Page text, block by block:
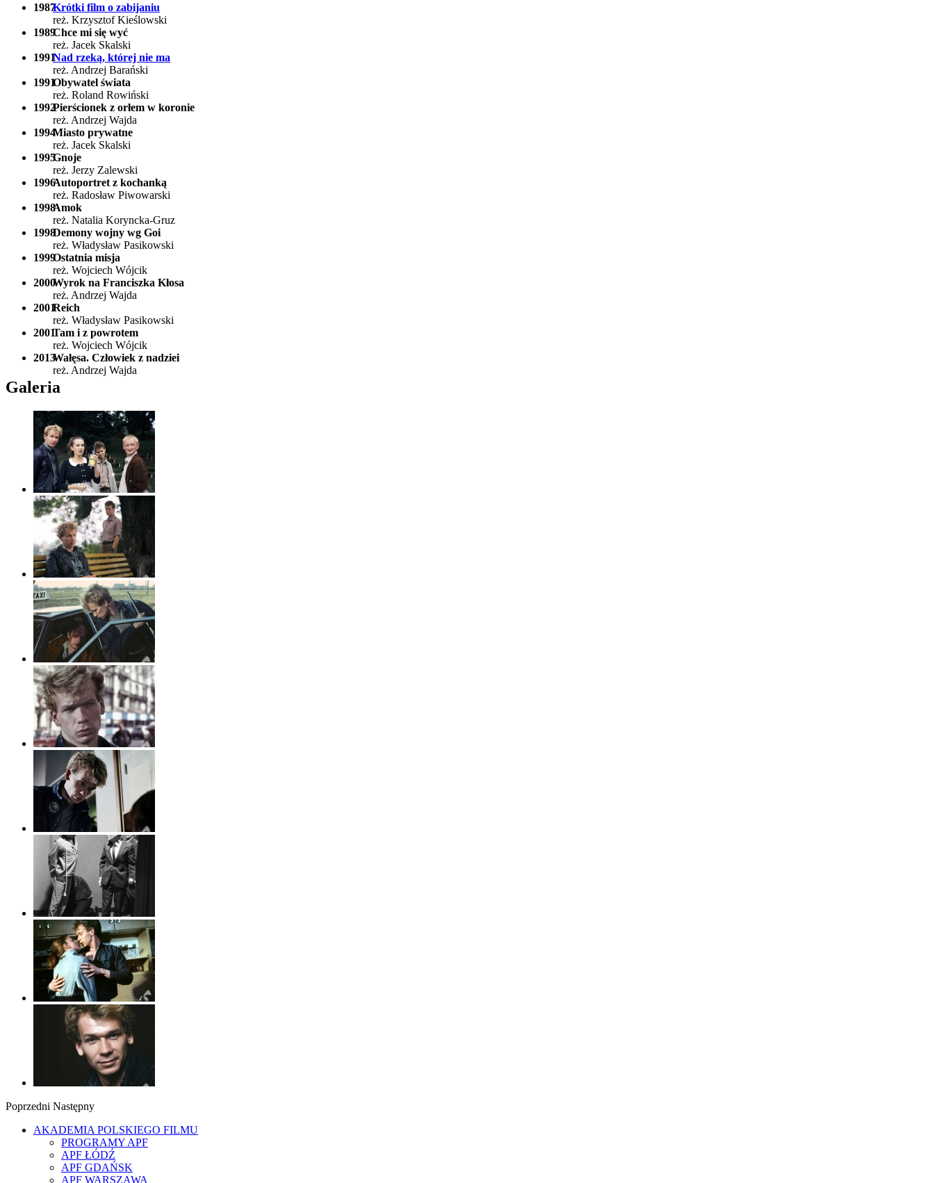
1987Krótki film o zabijaniu
reż. Krzysztof Kieślowski
1989Chce mi się wyć
reż. Jacek Skalski
1991Nad rzeką, której nie ma
reż. Andrzej Barański
1991Obywatel świata
reż. Roland Rowiński
1992Pierścionek z orłem w koronie
reż. Andrzej Wajda
1994Miasto prywatne
reż. Jacek Skalski
1995Gnoje
reż. Jerzy Zalewski
1996Autoportret z kochanką
reż. Radosław Piwowarski
1998Amok
reż. Natalia Koryncka-Gruz
1998Demony wojny wg Goi
reż. Władysław Pasikowski
1999Ostatnia misja
reż. Wojciech Wójcik
2000Wyrok na Franciszka Kłosa
reż. Andrzej Wajda
2001Reich
reż. Władysław Pasikowski
2001Tam i z powrotem
reż. Wojciech Wójcik
2013Wałęsa. Człowiek z nadziei
reż. Andrzej Wajda
Galeria
Poprzedni Następny
AKADEMIA POLSKIEGO FILMU
PROGRAMY APF
APF ŁÓDŹ
APF GDAŃSK
APF WARSZAWA